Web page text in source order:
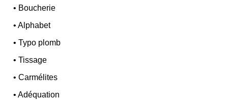
• Boucherie
•Alphabet
•Typo plomb
•Tissage
•Carmélites
•Adéquation